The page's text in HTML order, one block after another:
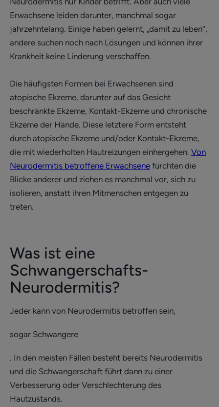
Erwachsene leiden darunter, manchmal sogar
jahrzehntelang. Einige haben gelernt, „damit zu leben“,
andere suchen noch nach Lösungen und können ihrer
Krankheit keine Linderung verschaffen.
Die häufigsten Formen bei Erwachsenen sind
atopische Ekzeme, darunter auf das Gesicht
beschränkte Ekzeme, Kontakt-Ekzeme und chronische
Ekzeme der Hände. Diese letztere Form entsteht
durch atopische Ekzeme und/oder Kontakt-Ekzeme,
die mit wiederholten Hautreizungen einhergehen. Von
Neurodermitis betroffene Erwachsene fürchten die
Blicke anderer und ziehen es manchmal vor, sich zu
isolieren, anstatt ihren Mitmenschen entgegen zu
treten.
Was ist eine
Schwangerschafts-
Neurodermitis?
Jeder kann von Neurodermitis betroffen sein,
sogar Schwangere
. In den meisten Fällen besteht bereits Neurodermitis
und die Schwangerschaft führt dann zu einer
Verbesserung oder Verschlechterung des
Hautzustands.